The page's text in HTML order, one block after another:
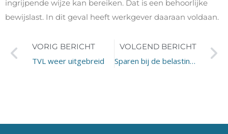
ingrijpende wijze kan bereiken. Dat is een behoorlijke
bewijslast. In dit geval heeft werkgever daaraan voldaan.
VORIG BERICHT
TVL weer uitgebreid
VOLGEND BERICHT
Sparen bij de belastingdienst